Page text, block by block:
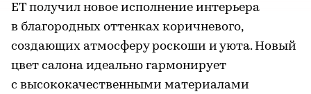
ET получил новое исполнение интерьера
в благородных оттенках коричневого,
создающих атмосферу роскоши и уюта. Новый
цвет салона идеально гармонирует
с высококачественными материалами